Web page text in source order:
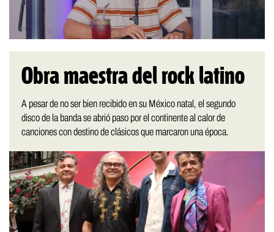
Obra maestra del rock latino
A pesar de no ser bien recibido en su México natal, el segundo
disco de la banda se abrió paso por el continente al calor de
canciones con destino de clásicos que marcaron una época.